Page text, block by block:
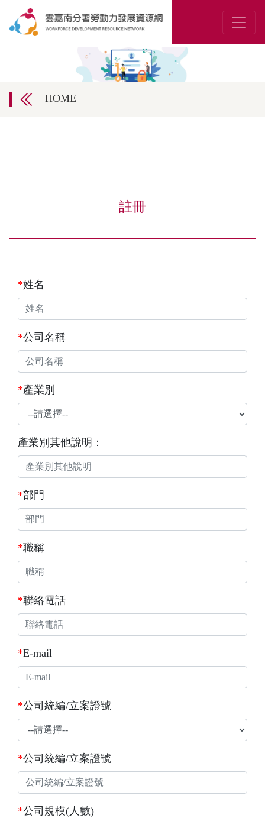
HOME
註冊
*姓名
*公司名稱
*產業別
產業別其他說明：
*部門
*職稱
*聯絡電話
*E-mail
*公司統編/立案證號
*公司統編/立案證號
*公司規模(人數)